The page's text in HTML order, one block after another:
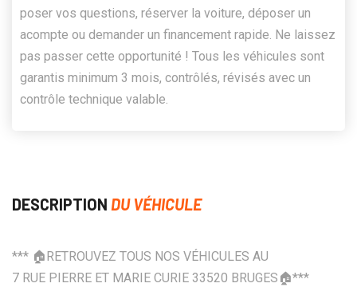
poser vos questions, réserver la voiture, déposer un
acompte ou demander un financement rapide. Ne laissez
pas passer cette opportunité ! Tous les véhicules sont
garantis minimum 3 mois, contrôlés, révisés avec un
contrôle technique valable.
DESCRIPTION DU VÉHICULE
*** 🏠RETROUVEZ TOUS NOS VÉHICULES AU
7 RUE PIERRE ET MARIE CURIE 33520 BRUGES🏠***